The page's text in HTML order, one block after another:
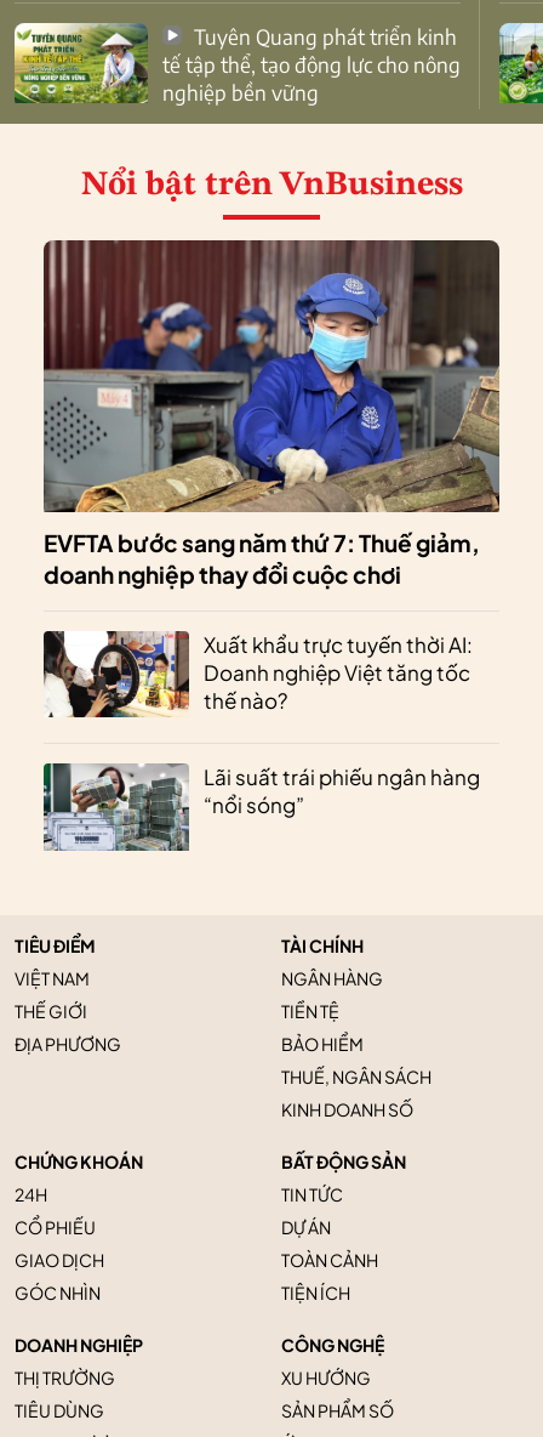
tế tập thể, tạo động lực cho nông
nghiệp bền vững
Nổi bật trên VnBusiness
EVFTA bước sang năm thứ 7: Thuế giảm,
doanh nghiệp thay đổi cuộc chơi
Xuất khẩu trực tuyến thời AI:
Doanh nghiệp Việt tăng tốc
thế nào?
Lãi suất trái phiếu ngân hàng
“nổi sóng”
TIÊU ĐIỂM
VIỆT NAM
THẾ GIỚI
ĐỊA PHƯƠNG
TÀI CHÍNH
NGÂN HÀNG
TIỀN TỆ
BẢO HIỂM
THUẾ, NGÂN SÁCH
KINH DOANH SỐ
CHỨNG KHOÁN
24H
CỔ PHIẾU
GIAO DỊCH
GÓC NHÌN
BẤT ĐỘNG SẢN
TIN TỨC
DỰ ÁN
TOÀN CẢNH
TIỆN ÍCH
DOANH NGHIỆP
THỊ TRƯỜNG
TIÊU DÙNG
CÔNG NGHỆ
XU HƯỚNG
SẢN PHẨM SỐ